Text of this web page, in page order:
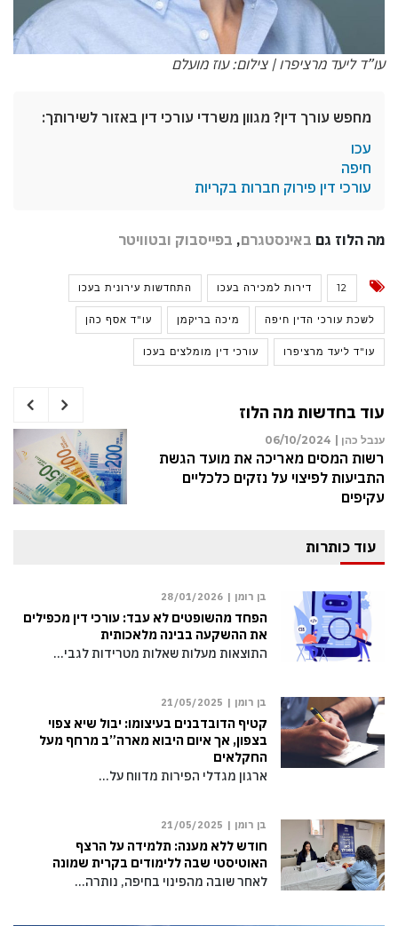
עו”ד ליעד מרציפרו | צילום: עוז מועלם
מחפש עורך דין? מגוון משרדי עורכי דין באזור לשירותך:
עכו
חיפה
עורכי דין פירוק חברות בקריות
מה הלוז גם באינסטגרם, בפייסבוק ובטוויטר
12 דירות למכירה בעכו התחדשות עירונית בעכו
לשכת עורכי הדין חיפה מיכה בריקמן עו"ד אסף כהן
עו"ד ליעד מרציפרו עורכי דין מומלצים בעכו
עוד בחדשות מה הלוז
ענבל כהן |
רשות המסים מאריכה את מועד הגשת
התביעות לפיצוי על נזקים כלכליים
עוד כותרות
בן רומן | 28/01/2026
הפחד מהשופטים לא עבד: עורכי דין מכפילים
את ההשקעה בבינה מלאכותית
התוצאות מעלות שאלות מטרידות לגבי…
בן רומן | 21/05/2025
קטיף הדובדבנים בעיצומו: יבול שיא צפוי
בצפון, אך איום היבוא מארה”ב מרחף מעל
החקלאים
ארגון מגדלי הפירות מדווח על…
בן רומן | 21/05/2025
חודש ללא מענה: תלמידה על הרצף
האוטיסטי שבה ללימודים בקרית שמונה
לאחר שובה מהפינוי בחיפה, נותרה…